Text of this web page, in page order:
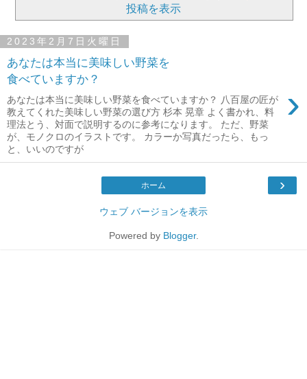
投稿を表示
2023年2月7日火曜日
あなたは本当に美味しい野菜を
食べていますか？
›
あなたは本当に美味しい野菜を食べていますか？ 八百屋の匠が
教えてくれた美味しい野菜の選び方 杉本 晃章 よく書かれ、料
理法とう、対面で説明するのに参考になります。 ただ、野菜
が、モノクロのイラストです。 カラーか写真だったら、もっ
と、いいのですが
›
ホーム
ウェブ バージョンを表示
Powered by Blogger.